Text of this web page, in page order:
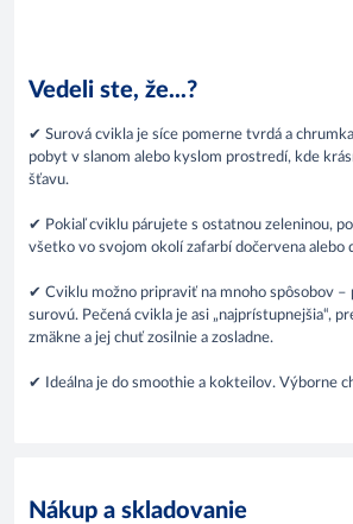
Vedeli ste, že...?
✔ Surová cvikla je síce pomerne tvrdá a
pobyt v slanom alebo kyslom prostredí, kde
šťavu.
✔ Pokiaľ cviklu párujete s ostatnou zeleninou,
všetko vo svojom okolí zafarbí dočervena alebo
✔ Cviklu možno pripraviť na mnoho spôsobov –
surovú. Pečená cvikla je asi „najprístupnejšia“,
zmäkne a jej chuť zosilnie a zosladne.
​✔ Ideálna je do smoothie a kokteilov. Výborne
Nákup a skladovanie